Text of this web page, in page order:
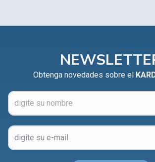
Obtenga novedades sobre el